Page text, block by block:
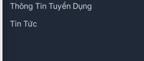
Thông Tin Tuyển Dụng
Tin Tức